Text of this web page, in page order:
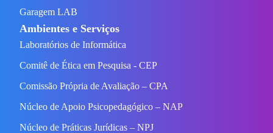
Garagem LAB
Ambientes e Serviços
Laboratórios de Informática
Comitê de Ética em Pesquisa - CEP
Comissão Própria de Avaliação – CPA
Núcleo de Apoio Psicopedagógico – NAP
Núcleo de Práticas Jurídicas – NPJ